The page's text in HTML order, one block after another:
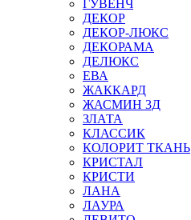
ГУВЕНЧ
ДЕКОР
ДЕКОР-ЛЮКС
ДЕКОРАМА
ДЕЛЮКС
ЕВА
ЖАККАРД
ЖАСМИН 3Д
ЗЛАТА
КЛАССИК
КОЛОРИТ ТКАНЬ
КРИСТАЛ
КРИСТИ
ЛАНА
ЛАУРА